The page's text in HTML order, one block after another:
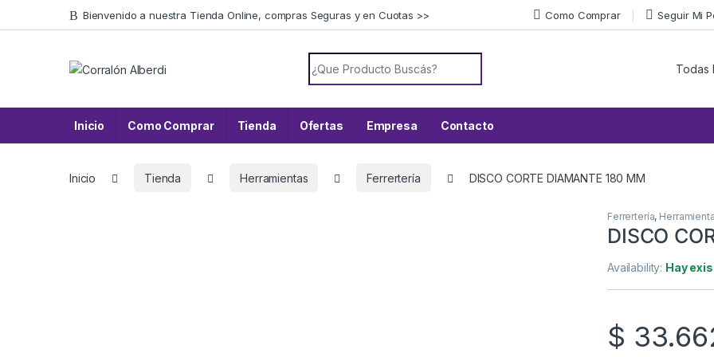
Skip to navigation
Skip to content Bienvenido a nuestra Tienda Online, compras Seguras y en Cuotas >> Como Comprar Seguir Mi
Search for:
Inicio Como Comprar Tienda Ofertas Empresa Contacto
Inicio Tienda Herramientas Ferrertería DISCO CORTE DIAMANTE 180 MM
Ferrertería,
DISCO
Availability: Hay
$